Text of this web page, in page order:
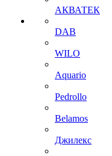
АКВАТЕК
DAB
WILO
Aquario
Pedrollo
Belamos
Джилекс